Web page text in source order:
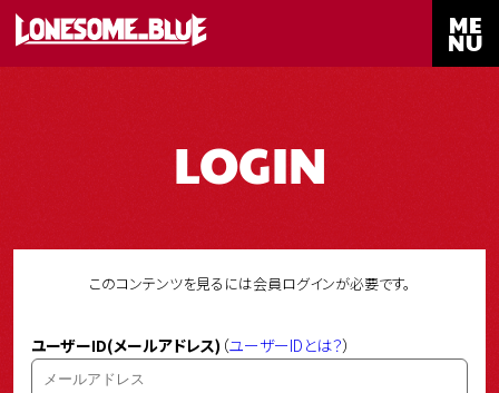
ME
NU
LOGIN
このコンテンツを見るには会員ログインが必要です。
ユーザーID(メールアドレス) （ユーザーIDとは？）